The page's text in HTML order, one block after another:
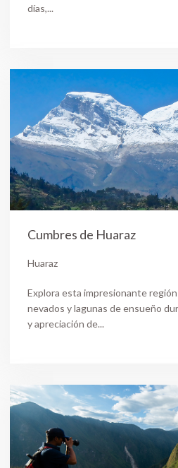
días,...
Cumbres de Huaraz
Huaraz
Explora esta impresionante
nevados y lagunas de ensueño
y apreciación de...